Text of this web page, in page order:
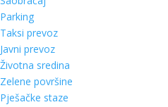
Parking
Taksi prevoz
Javni prevoz
Životna sredina
Zelene površine
Pješačke staze